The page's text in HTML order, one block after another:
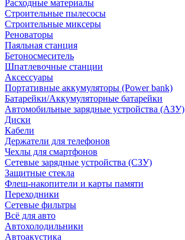
Расходные материалы
Строительные пылесосы
Строительные миксеры
Реноваторы
Паяльная станция
Бетоносмеситель
Шпатлевочные станции
Аксессуары
Портативные аккумуляторы (Power bank)
Батарейки/Аккумуляторные батарейки
Автомобильные зарядные устройства (АЗУ)
Диски
Кабели
Держатели для телефонов
Чехлы для смартфонов
Сетевые зарядные устройства (СЗУ)
Защитные стекла
Флеш-накопители и карты памяти
Переходники
Сетевые фильтры
Всё для авто
Автохолодильники
Автоакустика